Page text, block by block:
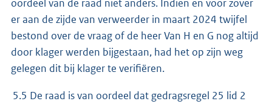
oordeel van de raad niet anders. Indien en voor zover
er aan de zijde van verweerder in maart 2024 twijfel
bestond over de vraag of de heer Van H en G nog altijd
door klager werden bijgestaan, had het op zijn weg
gelegen dit bij klager te verifiëren.
5.5 De raad is van oordeel dat gedragsregel 25 lid 2